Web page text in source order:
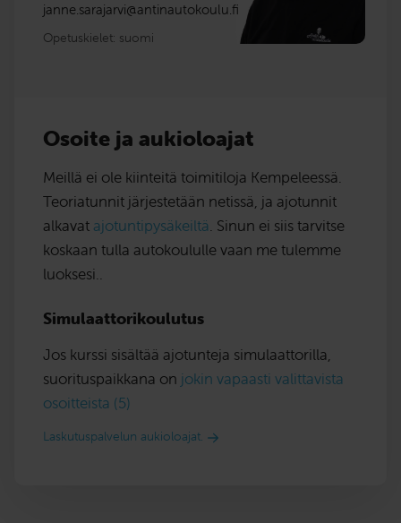
janne.sarajarvi@antinautokoulu.fi
Opetuskielet: suomi
Osoite ja aukioloajat
Meillä ei ole kiinteitä toimitiloja Kempeleessä.
Teoriatunnit järjestetään netissä, ja ajotunnit
alkavat ajotuntipysäkeiltä. Sinun ei siis tarvitse
koskaan tulla autokoululle vaan me tulemme
luoksesi..
Simulaattorikoulutus
Jos kurssi sisältää ajotunteja simulaattorilla,
suorituspaikkana on jokin vapaasti valittavista
osoitteista (5)
Laskutuspalvelun aukioloajat.